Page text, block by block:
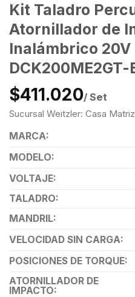
Kit Taladro
Atornillador de
Inalámbrico
$411.020/ Set
Sucursal Weitzler: Casa Matriz
MARCA:
MODELO:
VOLTAJE:
TALADRO:
MANDRIL:
VELOCIDAD SIN CARGA:
POSICIONES DE TORQUE:
ATORNILLADOR DE
IMPACTO: